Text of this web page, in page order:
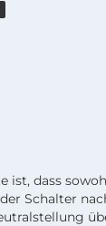
ist, dass
Schalter